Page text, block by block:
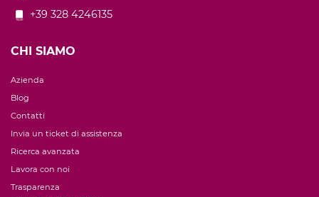
+39 328 4246135
CHI SIAMO
Azienda
Blog
Contatti
Invia un ticket di assistenza
Ricerca avanzata
Lavora con noi
Trasparenza